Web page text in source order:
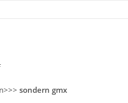
sondern gmx